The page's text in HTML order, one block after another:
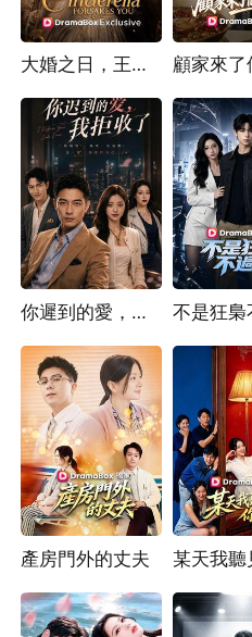
大婚之日，王子跪求我回頭
你遲到的愛，我拒收了 不是狂梟
產房門外的丈夫